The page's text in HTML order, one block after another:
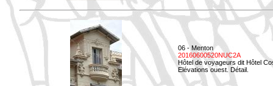
06 - Menton
20160600520NUC2A
Hôtel de voyageurs dit Hôtel
Elévations ouest. Détail.